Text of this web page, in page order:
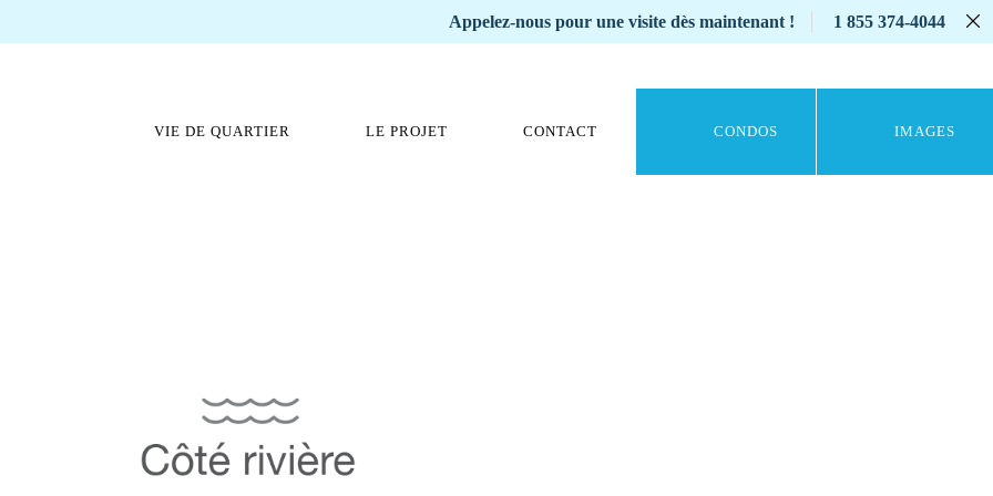
Appelez-nous pour une visite dès maintenant ! 1 855 374-4044
VIE DE QUARTIER LE PROJET CONTACT CONDOS IMAGES